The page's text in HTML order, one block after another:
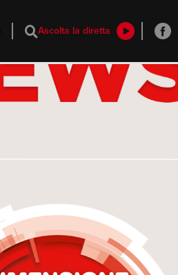
Ascolta la diretta